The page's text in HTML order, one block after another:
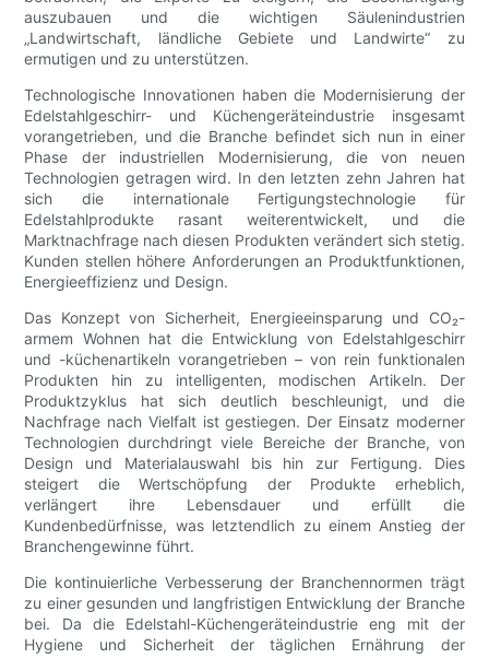
auszubauen und die wichtigen Säulenindustrien
„Landwirtschaft, ländliche Gebiete und Landwirte“ zu
ermutigen und zu unterstützen.
Technologische Innovationen haben die Modernisierung der
Edelstahlgeschirr- und Küchengeräteindustrie insgesamt
vorangetrieben, und die Branche befindet sich nun in einer
Phase der industriellen Modernisierung, die von neuen
Technologien getragen wird. In den letzten zehn Jahren hat
sich die internationale Fertigungstechnologie für
Edelstahlprodukte rasant weiterentwickelt, und die
Marktnachfrage nach diesen Produkten verändert sich stetig.
Kunden stellen höhere Anforderungen an Produktfunktionen,
Energieeffizienz und Design.
Das Konzept von Sicherheit, Energieeinsparung und CO₂-
armem Wohnen hat die Entwicklung von Edelstahlgeschirr
und -küchenartikeln vorangetrieben – von rein funktionalen
Produkten hin zu intelligenten, modischen Artikeln. Der
Produktzyklus hat sich deutlich beschleunigt, und die
Nachfrage nach Vielfalt ist gestiegen. Der Einsatz moderner
Technologien durchdringt viele Bereiche der Branche, von
Design und Materialauswahl bis hin zur Fertigung. Dies
steigert die Wertschöpfung der Produkte erheblich,
verlängert ihre Lebensdauer und erfüllt die
Kundenbedürfnisse, was letztendlich zu einem Anstieg der
Branchengewinne führt.
Die kontinuierliche Verbesserung der Branchennormen trägt
zu einer gesunden und langfristigen Entwicklung der Branche
bei. Da die Edelstahl-Küchengeräteindustrie eng mit der
Hygiene und Sicherheit der täglichen Ernährung der